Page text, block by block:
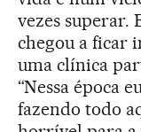
vezes superar.
chegou a ficar
uma clínica
“Nessa época
fazendo todo